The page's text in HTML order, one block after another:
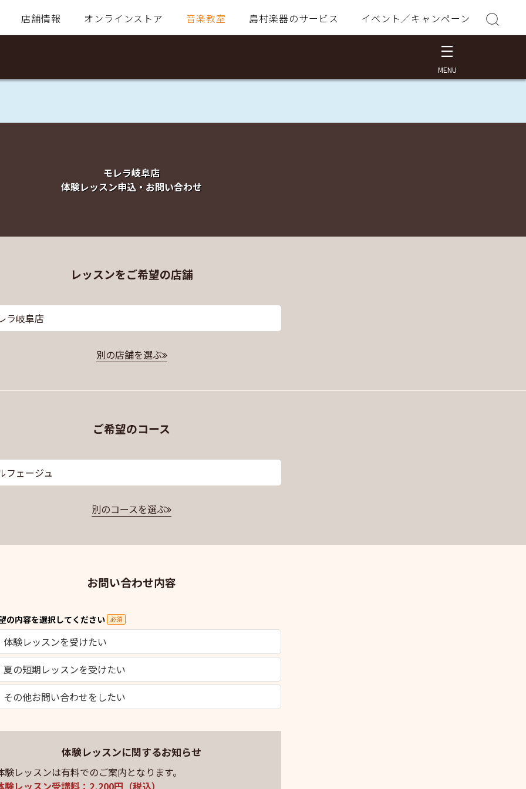
店舗情報 オンラインストア 音楽教室 島村楽器のサービス イベント／キャンペーン
モレラ岐阜店
体験レッスン申込・お問い合わせ
レッスンをご希望の店舗
ラ岐阜店
別の店舗を選ぶ
ご希望のコース
フェージュ
別のコースを選ぶ
お問い合わせ内容
の内容を選択してください 必須
体験レッスンを受けたい
夏の短期レッスンを受けたい
その他お問い合わせをしたい
体験レッスンに関するお知らせ
験レッスンは有料でのご案内となります。
験レッスン受講料：2,200円（税込）